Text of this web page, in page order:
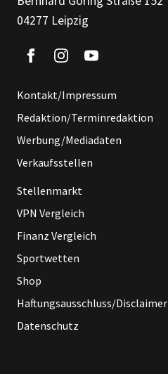
04277 Leipzig
Kontakt/Impressum
Redaktion/Terminredaktion
Werbung/Mediadaten
Verkaufsstellen
Stellenmarkt
VPN Vergleich
Finanz Vergleich
Sportwetten
Shop
Haftungsausschluss/Disclaimer
Datenschutz